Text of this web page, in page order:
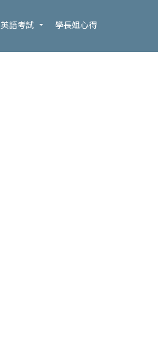
英語考試 學長姐心得